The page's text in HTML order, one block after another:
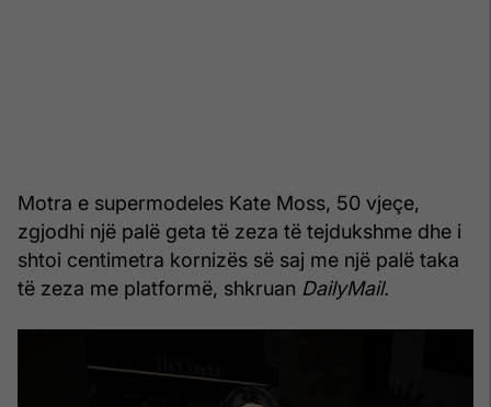
Motra e supermodeles Kate Moss, 50 vjeçe,
zgjodhi një palë geta të zeza të tejdukshme dhe i
shtoi centimetra kornizës së saj me një palë taka
të zeza me platformë, shkruan DailyMail.